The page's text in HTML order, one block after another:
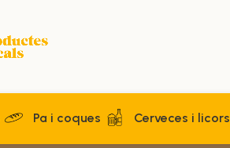
Pa i coques Cerveces i licors